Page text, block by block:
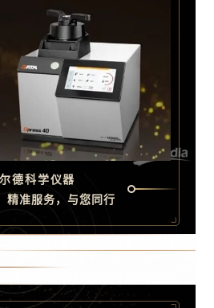
德科学仪器
精准服务，与您同行